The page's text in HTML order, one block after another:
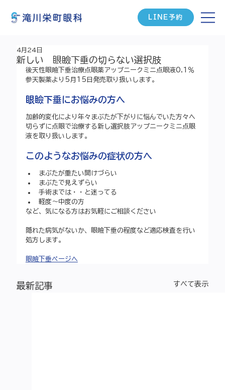
LINE予約
新しい 眼瞼下垂の切らない選択肢
4月24日
後天性眼瞼下垂治療点眼薬アップニークミニ点眼液0.1％
参天製薬より5月15日発売取り扱いします。
眼瞼下垂にお悩みの方へ
加齢的変化により年々まぶたが下がりに悩んでいた方々へ
切らずに点眼で治療する新し選択肢アップニークミニ点眼
液を取り扱いします。
このようなお悩みの症状の方へ
まぶたが重たい開けづらい
まぶたで見えずらい
手術までは・・と迷ってる
軽度～中度の方
など、気になる方はお気軽にご相談ください
隠れた病気がないか、眼瞼下垂の程度など適応検査を行い
処方します。
眼瞼下垂ページへ
最新記事 すべて表示